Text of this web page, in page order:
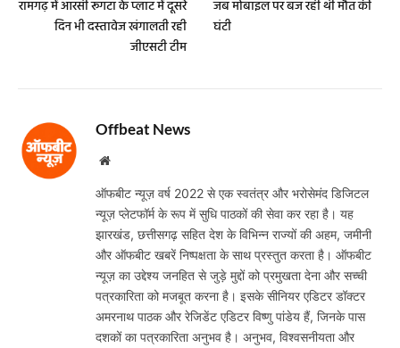
रामगढ़ में आरसी रूंगटा के प्लांट में दूसरे
दिन भी दस्तावेज खंगालती रही
जीएसटी टीम
जब मोबाइल पर बज रही थी मौत की
घंटी
Offbeat News
Website
ऑफबीट न्यूज़ वर्ष 2022 से एक स्वतंत्र और भरोसेमंद डिजिटल
न्यूज़ प्लेटफॉर्म के रूप में सुधि पाठकों की सेवा कर रहा है। यह
झारखंड, छत्तीसगढ़ सहित देश के विभिन्न राज्यों की अहम, जमीनी
और ऑफबीट खबरें निष्पक्षता के साथ प्रस्तुत करता है। ऑफबीट
न्यूज़ का उद्देश्य जनहित से जुड़े मुद्दों को प्रमुखता देना और सच्ची
पत्रकारिता को मजबूत करना है। इसके सीनियर एडिटर डॉक्टर
अमरनाथ पाठक और रेजिडेंट एडिटर विष्णु पांडेय हैं, जिनके पास
दशकों का पत्रकारिता अनुभव है। अनुभव, विश्वसनीयता और